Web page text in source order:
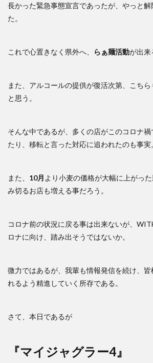
長かった緊急事態宣言であったが、やっと
た。
これで心置きなく県外へ、 らぁ麺活動が出来
また、アルコールの提供が復活次第、こち
と思う。
そんな中であるが、多くの店がこのコロナ
たり、移転と言った対応に追われたのも事実
また、 10月 より小麦の価格が大幅に上がっ
み切るお店も増える事だろう。
コロナ前の状況に戻る事は出来ないが、
ロナに向け、踏み出そうではないか。
微力ではあるが、我輩も情報発信を続け、
れるよう精進していく所存である。
さて、本日であるが
『マイジャグラー4』